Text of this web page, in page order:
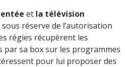
et la télévision
sous réserve de l’autorisation
régies récupèrent les
par sa box sur les programmes
pour lui proposer des